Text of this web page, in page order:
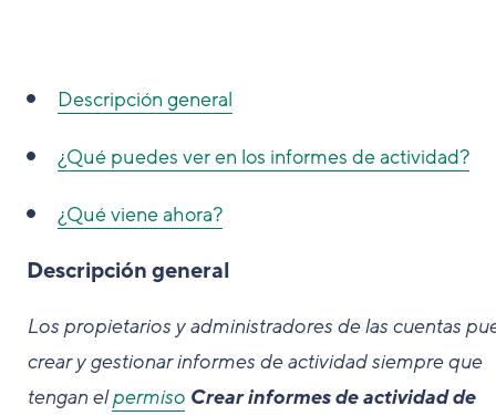
Descripción general
¿Qué puedes ver en los informes de actividad?
¿Qué viene ahora?
Descripción general
Los propietarios y administradores de las cuentas
crear y gestionar informes de actividad siempre que
tengan elpermiso Crear informes de actividad de